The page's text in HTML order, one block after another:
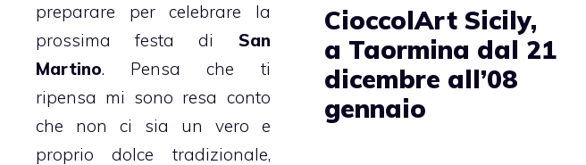
preparare per celebrare la
prossima festa di San
Martino. Pensa che ti
ripensa mi sono resa conto
che non ci sia un vero e
proprio dolce tradizionale,
CioccolArt Sicily,
a Taormina dal 21
dicembre all’08
gennaio